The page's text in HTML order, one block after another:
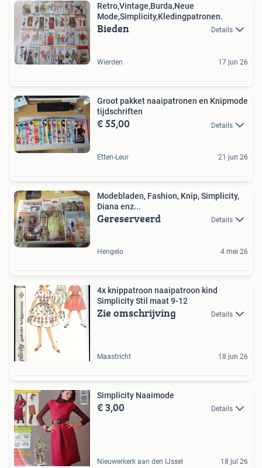
Retro,Vintage,Burda,Neue
Mode,Simplicity,Kledingpatronen.
Bieden Details
Wierden 17 jun 26
Groot pakket naaipatronen en Knipmode
tijdschriften
€ 55,00 Details
Etten-Leur 21 jun 26
Modebladen, Fashion, Knip, Simplicity,
Diana enz...
Gereserveerd Details
Hengelo 4 mei 26
4x knippatroon naaipatroon kind
Simplicity Stil maat 9-12
Zie omschrijving Details
Maastricht 18 jun 26
Simplicity Naaimode
€ 3,00 Details
Nieuwerkerk aan den IJssel 18 jul 26